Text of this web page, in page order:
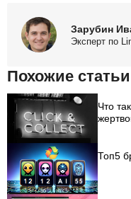
Зарубин
Эксперт по
Похожие статьи
Что
Топ5